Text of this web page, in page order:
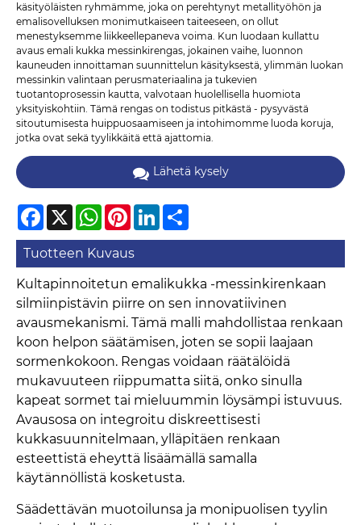
käsityöläisten ryhmämme, joka on perehtynyt metallityöhön ja
emalisovelluksen monimutkaiseen taiteeseen, on ollut
menestyksemme liikkeellepaneva voima. Kun luodaan kullattu
avaus emali kukka messinkirengas, jokainen vaihe, luonnon
kauneuden innoittaman suunnittelun käsityksestä, ylimmän luokan
messinkin valintaan perusmateriaalina ja tukevien
tuotantoprosessin kautta, valvotaan huolellisella huomiota
yksityiskohtiin. Tämä rengas on todistus pitkästä - pysyvästä
sitoutumisesta huippuosaamiseen ja intohimomme luoda koruja,
jotka ovat sekä tyylikkäitä että ajattomia.
Lähetä kysely
Facebook
X WhatsAppPinterestLinkedIn
Tuotteen Kuvaus
Kultapinnoitetun emalikukka -messinkirenkaan
silmiinpistävin piirre on sen innovatiivinen
avausmekanismi. Tämä malli mahdollistaa renkaan
koon helpon säätämisen, joten se sopii laajaan
sormenkokoon. Rengas voidaan räätälöidä
mukavuuteen riippumatta siitä, onko sinulla
kapeat sormet tai mieluummin löysämpi istuvuus.
Avausosa on integroitu diskreettisesti
kukkasuunnitelmaan, ylläpitäen renkaan
esteettistä eheyttä lisäämällä samalla
käytännöllistä kosketusta.
Säädettävän muotoilunsa ja monipuolisen tyylin